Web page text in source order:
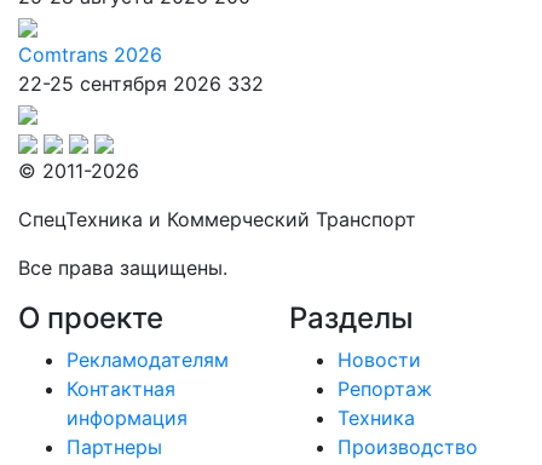
Comtrans 2026
22-25 сентября 2026 332
© 2011-2026
СпецТехника и Коммерческий Транспорт
Все права защищены.
О проекте
Рекламодателям
Контактная
информация
Партнеры
Разделы
Новости
Репортаж
Техника
Производство